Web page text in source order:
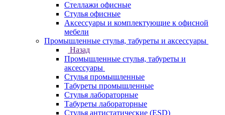
Стеллажи офисные
Стулья офисные
Аксессуары и комплектующие к офисной
мебели
Промышленные стулья, табуреты и аксессуары
Назад
Промышленные стулья, табуреты и
аксессуары
Стулья промышленные
Табуреты промышленные
Стулья лабораторные
Табуреты лабораторные
Стулья антистатические (ESD)